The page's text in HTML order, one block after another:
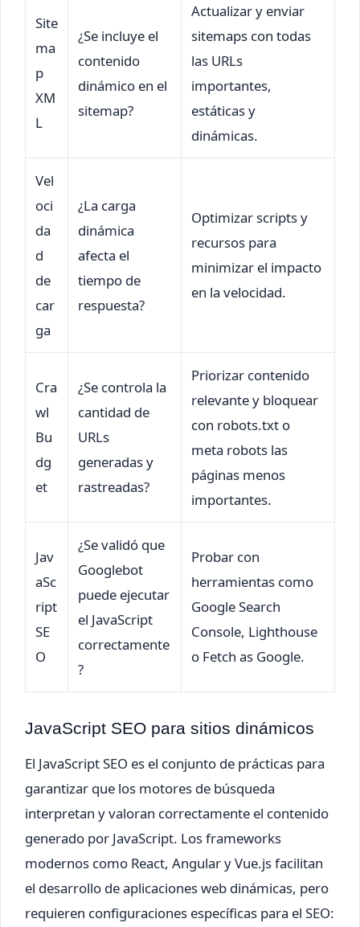
Site
ma
p
XM
L
¿Se incluye el
contenido
dinámico en el
sitemap?
Actualizar y enviar
sitemaps con todas
las URLs
importantes,
estáticas y
dinámicas.
Vel
oci
da
d
de
car
ga
¿La carga
dinámica
afecta el
tiempo de
respuesta?
Optimizar scripts y
recursos para
minimizar el impacto
en la velocidad.
Cra
wl
Bu
dg
et
¿Se controla la
cantidad de
URLs
generadas y
rastreadas?
Priorizar contenido
relevante y bloquear
con robots.txt o
meta robots las
páginas menos
importantes.
Jav
aSc
ript
SE
O
¿Se validó que
Googlebot
puede ejecutar
el JavaScript
correctamente
?
Probar con
herramientas como
Google Search
Console, Lighthouse
o Fetch as Google.
JavaScript SEO para sitios dinámicos
El JavaScript SEO es el conjunto de prácticas para
garantizar que los motores de búsqueda
interpretan y valoran correctamente el contenido
generado por JavaScript. Los frameworks
modernos como React, Angular y Vue.js facilitan
el desarrollo de aplicaciones web dinámicas, pero
requieren configuraciones específicas para el SEO: